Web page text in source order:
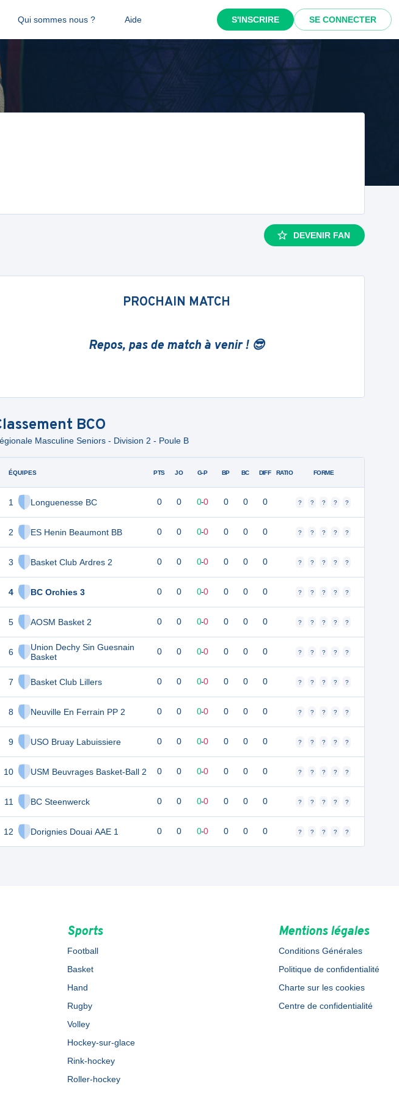
Qui sommes nous ? Aide S'INSCRIRE SE CONNECTER
DEVENIR FAN
PROCHAIN MATCH
Repos, pas de match à venir ! 😎
BCO
Masculine Seniors - Division 2 - Poule B
ÉQUIPES
1 Longuenesse BC
2 ES Henin Beaumont BB
3 Basket Club Ardres 2
4 BC Orchies 3
5 AOSM Basket 2
6
Union Dechy Sin Guesnain
Basket
7 Basket Club Lillers
8 Neuville En Ferrain PP 2
9 USO Bruay Labuissiere
10 USM Beuvrages Basket-Ball 2
11 BC Steenwerck
12 Dorignies Douai AAE 1
PTS JO G-P BP BC DIFF RATIO FORME
0 0 0-0 0 0 0 ? ? ? ? ?
0 0 0-0 0 0 0 ? ? ? ? ?
0 0 0-0 0 0 0 ? ? ? ? ?
0 0 0-0 0 0 0 ? ? ? ? ?
0 0 0-0 0 0 0 ? ? ? ? ?
0 0 0-0 0 0 0 ? ? ? ? ?
0 0 0-0 0 0 0 ? ? ? ? ?
0 0 0-0 0 0 0 ? ? ? ? ?
0 0 0-0 0 0 0 ? ? ? ? ?
0 0 0-0 0 0 0 ? ? ? ? ?
0 0 0-0 0 0 0 ? ? ? ? ?
0 0 0-0 0 0 0 ? ? ? ? ?
Sports
Football
Basket
Hand
Rugby
Volley
Hockey-sur-glace
Rink-hockey
Roller-hockey
Mentions légales
Conditions Générales
Politique de confidentialité
Charte sur les cookies
Centre de confidentialité